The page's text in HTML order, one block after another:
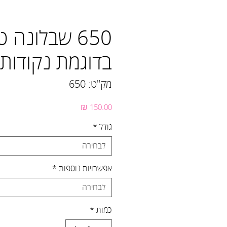
650
בדוגמת נקודות
מק"ט: 650
גודל *
לבחירה
אפשרויות נוספות *
לבחירה
כמות *